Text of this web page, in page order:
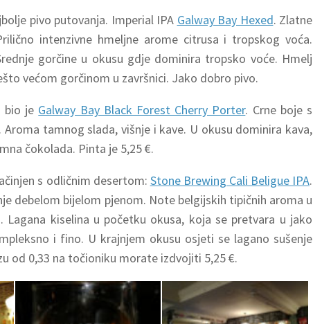
pivo putovanja. Imperial IPA Galway Bay Hexed. Zlatne
intenzivne hmeljne arome citrusa i tropskog voća.
gorčine u okusu gdje dominira tropsko voće. Hmelj
većom gorčinom u završnici. Jako dobro pivo.
bio je Galway Bay Black Forest Cherry Porter. Crne boje s
tamnog slada, višnje i kave. U okusu dominira kava,
čokolada. Pinta je 5,25 €.
s odličnim desertom: Stone Brewing Cali Beligue IPA.
debelom bijelom pjenom. Note belgijskih tipičnih aroma u
kiselina u početku okusa, koja se pretvara u jako
i fino. U krajnjem okusu osjeti se lagano sušenje
od 0,33 na točioniku morate izdvojiti 5,25 €.